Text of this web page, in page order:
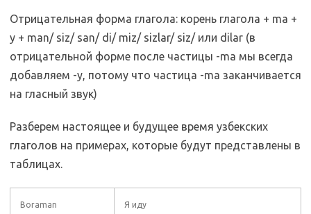
Отрицательная форма глагола: корень глагола + ma +
y + man/ siz/ san/ di/ miz/ sizlar/ siz/ или dilar (в
отрицательной форме после частицы -ma мы всегда
добавляем -y, потому что частица -ma заканчивается
на гласный звук)
Разберем настоящее и будущее время узбекских
глаголов на примерах, которые будут представлены в
таблицах.
Boraman Я иду